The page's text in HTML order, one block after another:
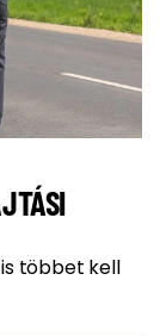
többet kell